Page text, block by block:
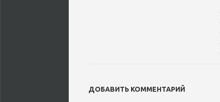
ДОБАВИТЬ КОММЕНТАРИЙ